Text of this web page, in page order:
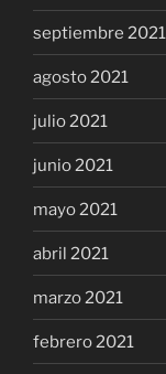
septiembre 2021
agosto 2021
julio 2021
junio 2021
mayo 2021
abril 2021
marzo 2021
febrero 2021